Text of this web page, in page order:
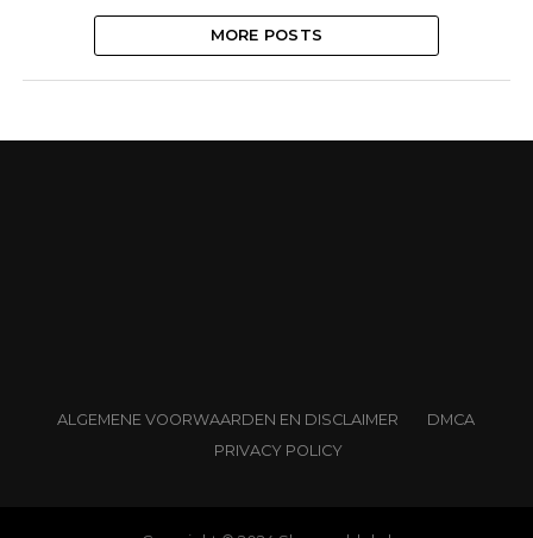
MORE POSTS
ALGEMENE VOORWAARDEN EN DISCLAIMER
DMCA
PRIVACY POLICY